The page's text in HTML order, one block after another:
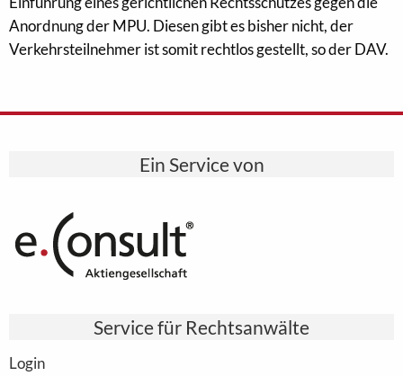
Anordnung der MPU. Diesen gibt es bisher nicht, der
Verkehrsteilnehmer ist somit rechtlos gestellt, so der DAV.
Ein Service von
Service für Rechtsanwälte
Login